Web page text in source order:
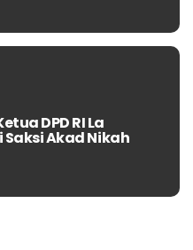
DPD RI La
Akad Nikah